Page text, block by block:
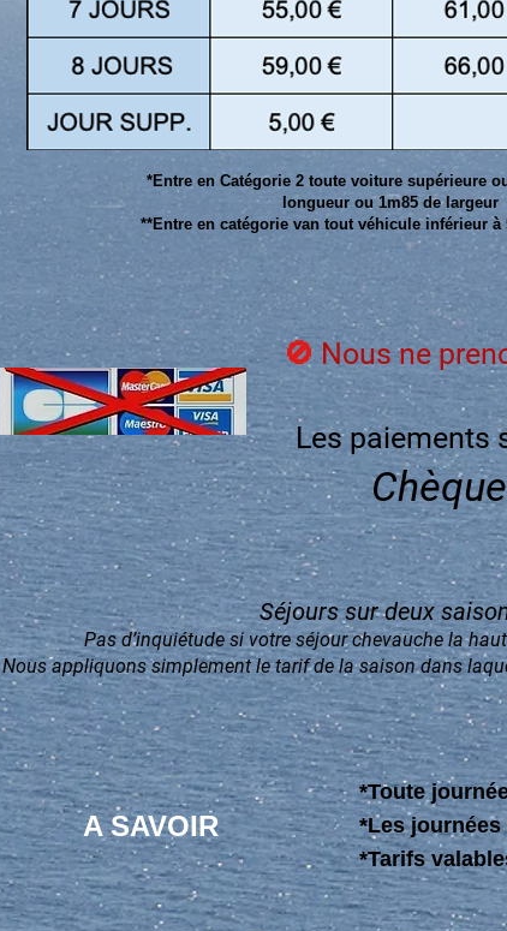
*Entre en Catégorie 2 toute voiture supérieure
longueur ou 1m85 de largeur
**Entre en catégorie van tout véhicule inférieur à
🚫Nous ne
Les paiements
Séjours sur deux
Pas d’inquiétude si votre séjour chevauche la
Nous appliquons simplement le tarif de la saison dans
A SAVOIR
*Toute
*Les
*Tarifs